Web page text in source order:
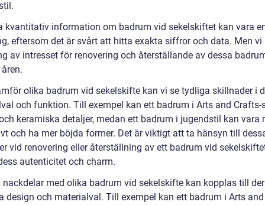
kvantitativ information om badrum vid sekelskiftet kan vara
eftersom det är svårt att hitta exakta siffror och data. Men vi
av intresset för renovering och återställande av dessa
olika badrum vid sekelskifte kan vi se tydliga skillnader i
och funktion. Till exempel kan ett badrum i Arts and Crafts-
keramiska detaljer, medan ett badrum i jugendstil kan vara
och ha mer böjda former. Det är viktigt att ta hänsyn till
vid renovering eller återställning av ett badrum vid
autenticitet och charm.
nackdelar med olika badrum vid sekelskifte kan kopplas till
design och materialval. Till exempel kan ett badrum i Arts